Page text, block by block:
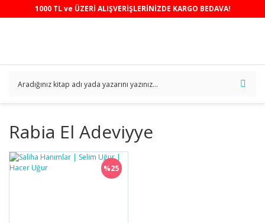
1000 TL ve ÜZERİ ALIŞVERİŞLERİNİZDE KARGO BEDAVA!
Rabia El Adeviyye
%25